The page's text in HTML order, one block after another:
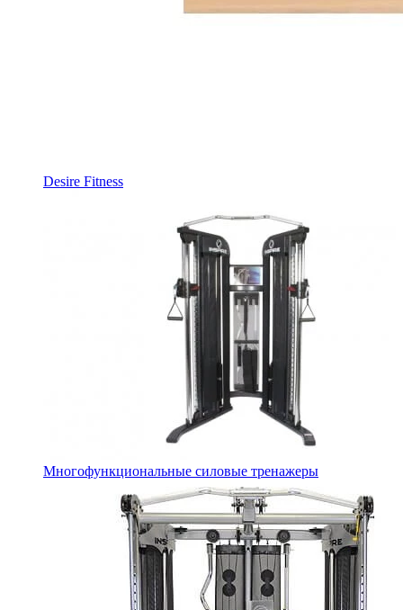
Desire Fitness
Многофункциональные силовые тренажеры